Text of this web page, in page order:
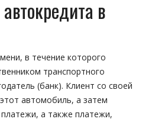
в
в течение которого
транспортного
(банк). Клиент со своей
автомобиль, а затем
а также платежи,